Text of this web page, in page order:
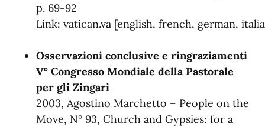
p. 69-92
Link:vatican.va [english,french, german,
Osservazioni conclusive e ringraziamenti
V° Congresso Mondiale della Pastorale
per gli Zingari
2003, Agostino Marchetto – People on the
Move, N° 93, Church and Gypsies: for a